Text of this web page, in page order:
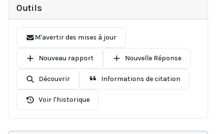
Outils
M'avertir des mises à jour
Nouveau rapport Nouvelle Réponse
Découvrir Informations de citation
Voir l'historique